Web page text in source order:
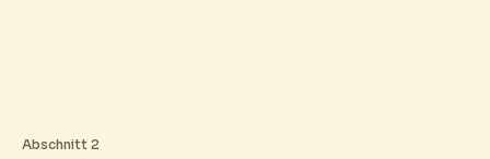
Abschnitt 2